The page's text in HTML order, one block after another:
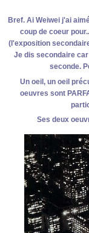
Bref. Ai Weiwei j'ai
coup de coeur
(l'exposition
Je dis secondaire
seconde.
Un oeil, un oeil
oeuvres sont
Ses deux